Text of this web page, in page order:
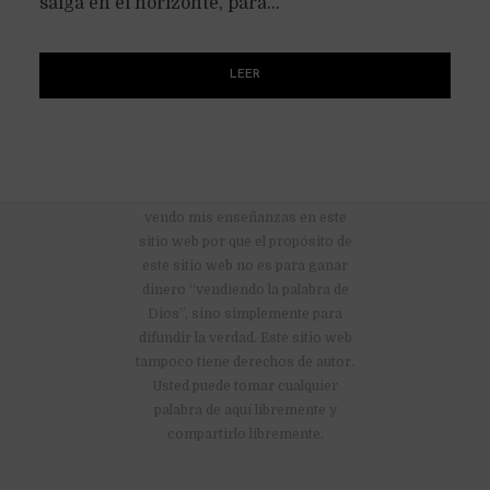
LEER
vendo mis enseñanzas en este
sitio web por que el propósito de
este sitio web no es para ganar
dinero “vendiendo la palabra de
Dios”, sino simplemente para
difundir la verdad. Este sitio web
tampoco tiene derechos de autor.
Usted puede tomar cualquier
palabra de aquí libremente y
compartirlo libremente.